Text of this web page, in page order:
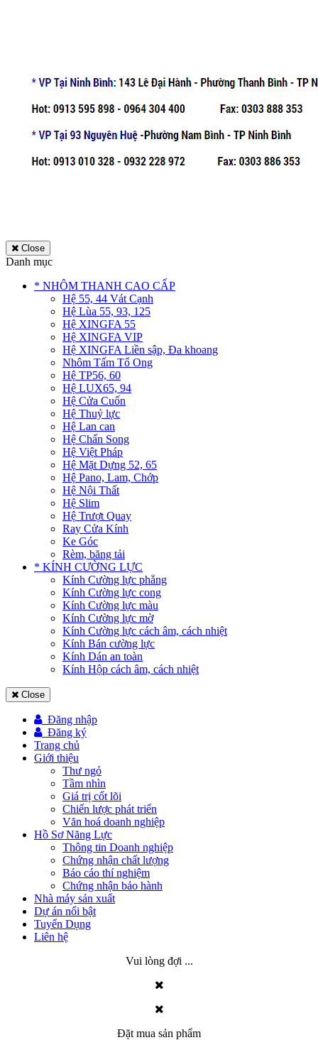
Close
Danh mục
* NHÔM THANH CAO CẤP
Hệ 55, 44 Vát Cạnh
Hệ Lùa 55, 93, 125
Hệ XINGFA 55
Hệ XINGFA VIP
Hệ XINGFA Liền sập, Đa khoang
Nhôm Tấm Tổ Ong
Hệ TP56, 60
Hệ LUX65, 94
Hệ Cửa Cuốn
Hệ Thuỷ lực
Hệ Lan can
Hệ Chấn Song
Hệ Việt Pháp
Hệ Mặt Dựng 52, 65
Hệ Pano, Lam, Chớp
Hệ Nội Thất
Hệ Slim
Hệ Trượt Quay
Ray Cửa Kính
Ke Góc
Rèm, băng tải
* KÍNH CƯỜNG LỰC
Kính Cường lực phẳng
Kính Cường lực cong
Kính Cường lực màu
Kính Cường lực mờ
Kính Cường lực cách âm, cách nhiệt
Kính Bán cường lực
Kính Dán an toàn
Kính Hộp cách âm, cách nhiệt
Close
Đăng nhập
Đăng ký
Trang chủ
Giới thiệu
Thư ngỏ
Tầm nhìn
Giá trị cốt lõi
Chiến lược phát triển
Văn hoá doanh nghiệp
Hồ Sơ Năng Lực
Thông tin Doanh nghiệp
Chứng nhận chất lượng
Báo cáo thí nghiệm
Chứng nhận bảo hành
Nhà máy sản xuất
Dự án nổi bật
Tuyển Dụng
Liên hệ
Vui lòng đợi ...
Đặt mua sản phẩm